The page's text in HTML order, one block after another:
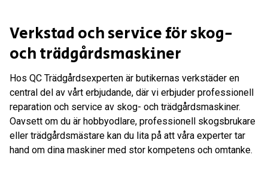
Verkstad och service för skog-
och trädgårdsmaskiner
Hos QC Trädgårdsexperten är butikernas verkstäder en
central del av vårt erbjudande, där vi erbjuder professionell
reparation och service av skog- och trädgårdsmaskiner.
Oavsett om du är hobbyodlare, professionell skogsbrukare
eller trädgårdsmästare kan du lita på att våra experter tar
hand om dina maskiner med stor kompetens och omtanke.